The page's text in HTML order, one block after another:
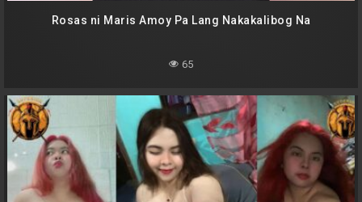
Rosas ni Maris Amoy Pa Lang Nakakalibog Na
65